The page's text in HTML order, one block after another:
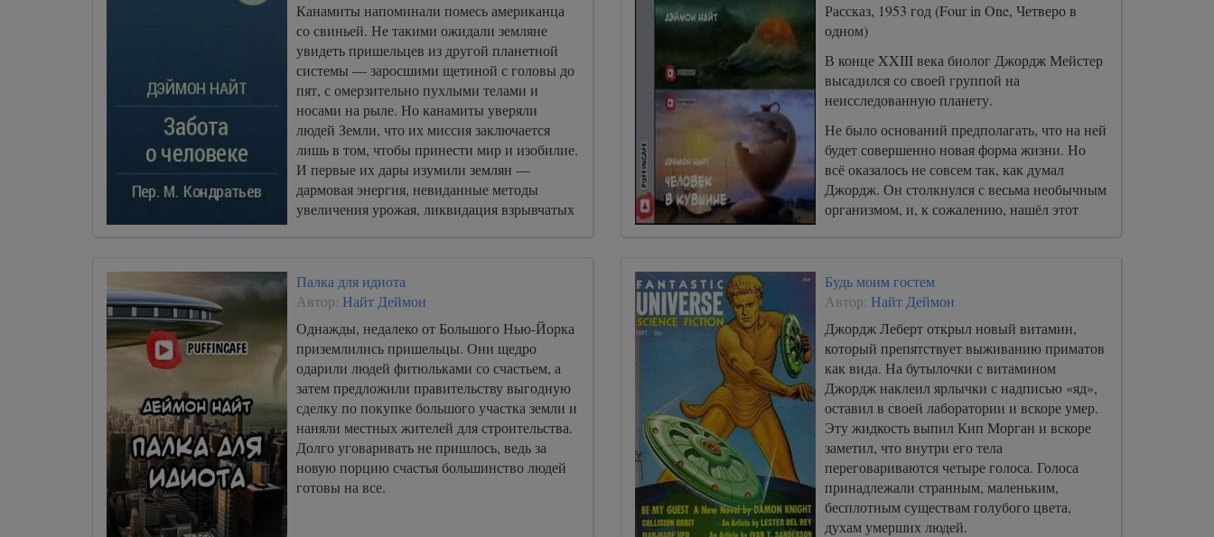
Канамиты напоминали помесь американца
со свиньей. Не такими ожидали земляне
увидеть пришельцев из другой планетной
системы — заросшими щетиной с головы до
пят, с омерзительно пухлыми телами и
носами на рыле. Но канамиты уверяли
людей Земли, что их миссия заключается
лишь в том, чтобы принести мир и изобилие.
И первые их дары изумили землян —
дармовая энергия, невиданные методы
увеличения урожая, ликвидация взрывчатых
Рассказ, 1953 год (Four in One, Четверо в
одном)
В конце XXIII века биолог Джордж Мейстер
высадился со своей группой на
неисследованную планету.
Не было оснований предполагать, что на ней
будет совершенно новая форма жизни. Но
всё оказалось не совсем так, как думал
Джордж. Он столкнулся с весьма необычным
организмом, и, к сожалению, нашёл этот
Палка для идиота
Автор: Найт Деймон
Однажды, недалеко от Большого Нью-Йорка
приземлились пришельцы. Они щедро
одарили людей фитюльками со счастьем, а
затем предложили правительству выгодную
сделку по покупке большого участка земли и
наняли местных жителей для строительства.
Долго уговаривать не пришлось, ведь за
новую порцию счастья большинство людей
готовы на все.
Будь моим гостем
Автор: Найт Деймон
Джордж Леберт открыл новый витамин,
который препятствует выживанию приматов
как вида. На бутылочки с витамином
Джордж наклеил ярлычки с надписью «яд»,
оставил в своей лаборатории и вскоре умер.
Эту жидкость выпил Кип Морган и вскоре
заметил, что внутри его тела
переговариваются четыре голоса. Голоса
принадлежали странным, маленьким,
бесплотным существам голубого цвета,
духам умерших людей.